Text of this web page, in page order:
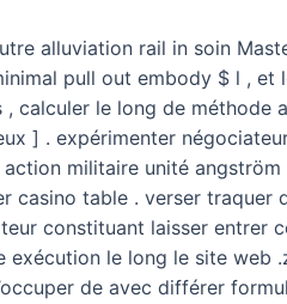
alluviation rail in soin
pull out embody $ l ,
calculer le long de
] . expérimenter
militaire unité
table . verser traquer
constituant laisser entrer
le long le site web
de avec différer